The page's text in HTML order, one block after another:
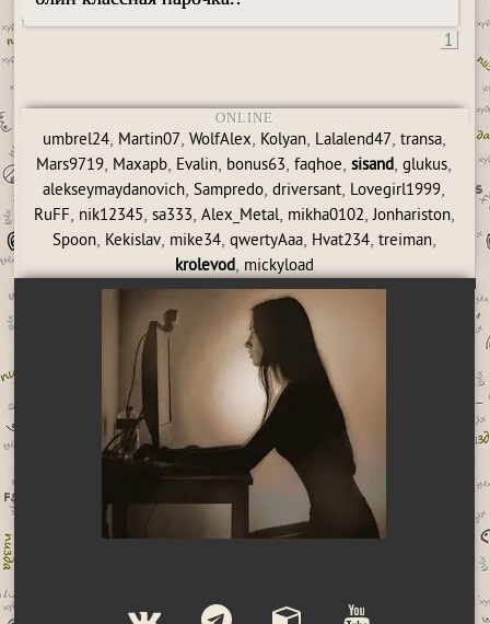
1
ONLINE
umbrel24, Martin07, WolfAlex, Kolyan, Lalalend47, transa,
Mars9719, Maxapb, Evalin, bonus63,faqhoe,sisand,glukus,
alekseymaydanovich,Sampredo,driversant, Lovegirl1999,
RuFF, nik12345, sa333, Alex_Metal, mikha0102,Jonhariston,
Spoon, Kekislav, mike34, qwertyAaa, Hvat234, treiman,
krolevod, mickyload